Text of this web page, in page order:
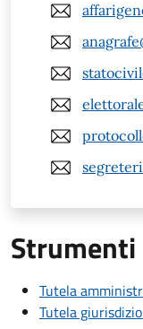
Tutela
Tutela